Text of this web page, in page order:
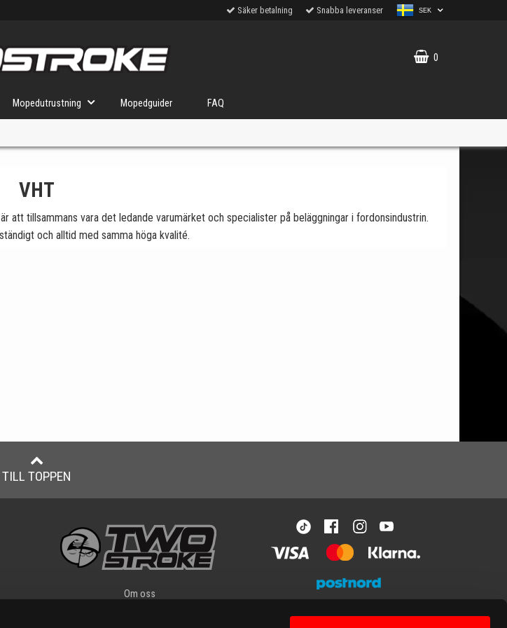
Säker betalning Snabba leveranser SEK
0
Mopedutrustning Mopedguider FAQ
FÖR RÄTT DELAR
VHT
att tillsammans vara det ledande varumärket och specialister på beläggningar i fordonsindustrin.
och alltid med samma höga kvalité.
TILL TOPPEN
Om oss